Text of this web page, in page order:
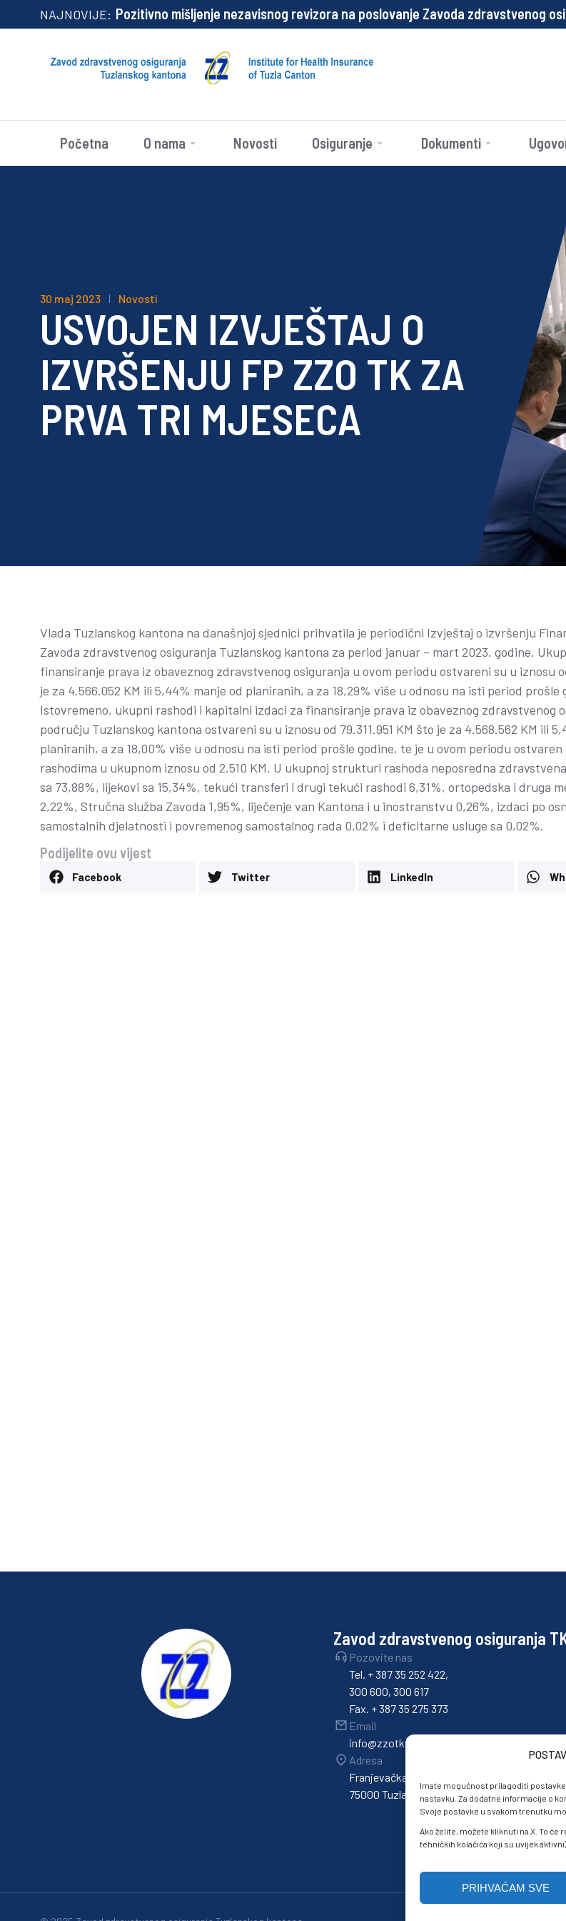
Imate mogućnost prilagoditi
nastavku. Za dodatne informacije o
Svoje postavke u svakom trenutku
Ako želite, možete kliknuti na X. To
tehničkih kolačića koji su uvijek aktivni)
PRIHVAĆAM SVE
NAJNOVIJE:Pozitivno mišljenje nezavisnog revizora na poslovanje Zavoda zdravstvenog
Početna O nama Novosti Osiguranje Dokumenti
30 maj 2023 Novosti
USVOJEN IZVJEŠTAJ O
IZVRŠENJU FP ZZO TK ZA
PRVA TRI MJESECA
Vlada Tuzlanskog kantona na današnjoj sjednici prihvatila je periodični Izvještaj o izvršenju
Zavoda zdravstvenog osiguranja Tuzlanskog kantona za period januar – mart 2023. godine.
finansiranje prava iz obaveznog zdravstvenog osiguranja u ovom periodu ostvareni su u iznosu
je za 4.566.052 KM ili 5,44% manje od planiranih, a za 18,29% više u odnosu na isti period prošle
Istovremeno, ukupni rashodi i kapitalni izdaci za finansiranje prava iz obaveznog zdravstvenog
području Tuzlanskog kantona ostvareni su u iznosu od 79.311.951 KM što je za 4.568.562 KM ili
planiranih, a za 18,00% više u odnosu na isti period prošle godine, te je u ovom periodu
rashodima u ukupnom iznosu od 2.510 KM. U ukupnoj strukturi rashoda neposredna
sa 73,88%, lijekovi sa 15,34%, tekući transferi i drugi tekući rashodi 6,31%, ortopedska i druga
2,22%, Stručna služba Zavoda 1,95%, liječenje van Kantona i u inostranstvu 0,26%, izdaci po
samostalnih djelatnosti i povremenog samostalnog rada 0,02% i deficitarne usluge sa 0,02%.
Podijelite ovu vijest
Facebook Twitter LinkedIn
Zavod zdravstvenog osiguranja
Pozovite nas
Tel. + 387 35 252 422,
300 600, 300 617
Fax. + 387 35 275 373
Email
info@zzotk.ba
Adresa
Franjevačka 36,
75000 Tuzla